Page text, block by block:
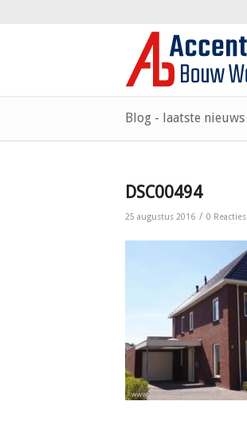
Blog - laatste nieuws
DSC00494
25 augustus 2016 / 0 Reacties